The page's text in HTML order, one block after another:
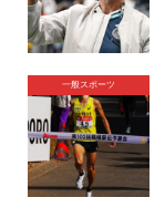
一般スポーツ